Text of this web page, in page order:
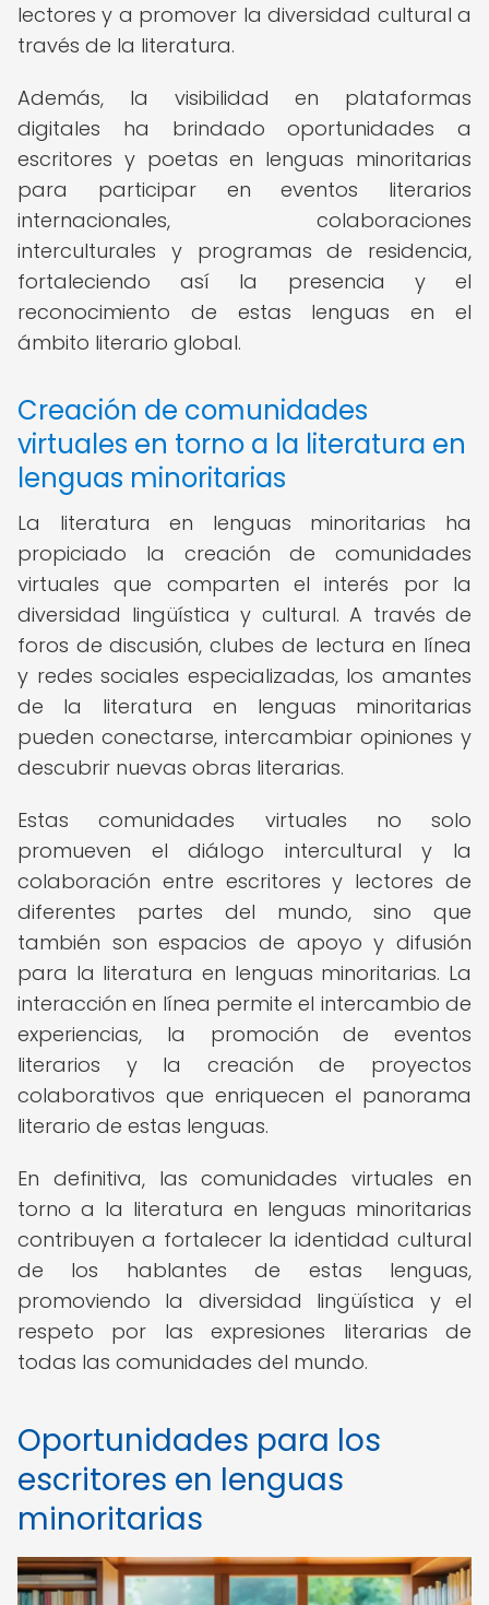
lectores y a promover la diversidad cultural a
través de la literatura.
Además, la visibilidad en plataformas
digitales ha brindado oportunidades a
escritores y poetas en lenguas minoritarias
para participar en eventos literarios
internacionales, colaboraciones
interculturales y programas de residencia,
fortaleciendo así la presencia y el
reconocimiento de estas lenguas en el
ámbito literario global.
Creación de comunidades
virtuales en torno a la literatura en
lenguas minoritarias
La literatura en lenguas minoritarias ha
propiciado la creación de comunidades
virtuales que comparten el interés por la
diversidad lingüística y cultural. A través de
foros de discusión, clubes de lectura en línea
y redes sociales especializadas, los amantes
de la literatura en lenguas minoritarias
pueden conectarse, intercambiar opiniones y
descubrir nuevas obras literarias.
Estas comunidades virtuales no solo
promueven el diálogo intercultural y la
colaboración entre escritores y lectores de
diferentes partes del mundo, sino que
también son espacios de apoyo y difusión
para la literatura en lenguas minoritarias. La
interacción en línea permite el intercambio de
experiencias, la promoción de eventos
literarios y la creación de proyectos
colaborativos que enriquecen el panorama
literario de estas lenguas.
En definitiva, las comunidades virtuales en
torno a la literatura en lenguas minoritarias
contribuyen a fortalecer la identidad cultural
de los hablantes de estas lenguas,
promoviendo la diversidad lingüística y el
respeto por las expresiones literarias de
todas las comunidades del mundo.
Oportunidades para los
escritores en lenguas
minoritarias